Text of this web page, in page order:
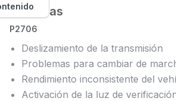
Síntomas
P2706
Deslizamiento de la transmisión
Problemas para cambiar de
Rendimiento inconsistente del
Activación de la luz de